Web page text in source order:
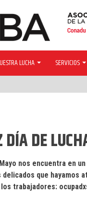
LUCHA SERVICIOS
DE
nos encuentra en
que
trabajadores: